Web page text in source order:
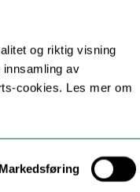
og riktig visning
av
cookies. Les mer om
Markedsføring